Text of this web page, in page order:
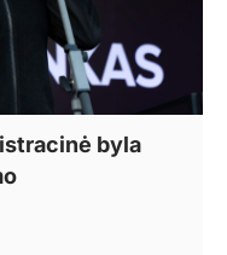
byla